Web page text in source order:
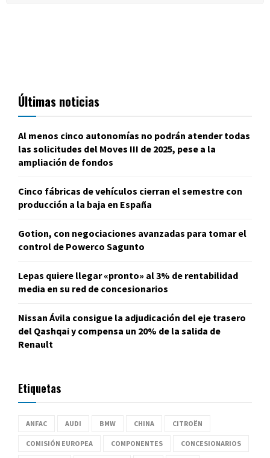
Últimas noticias
Al menos cinco autonomías no podrán atender todas
las solicitudes del Moves III de 2025, pese a la
ampliación de fondos
Cinco fábricas de vehículos cierran el semestre con
producción a la baja en España
Gotion, con negociaciones avanzadas para tomar el
control de Powerco Sagunto
Lepas quiere llegar «pronto» al 3% de rentabilidad
media en su red de concesionarios
Nissan Ávila consigue la adjudicación del eje trasero
del Qashqai y compensa un 20% de la salida de
Renault
Etiquetas
ANFAC AUDI BMW CHINA CITROËN
COMISIÓN EUROPEA COMPONENTES CONCESIONARIOS